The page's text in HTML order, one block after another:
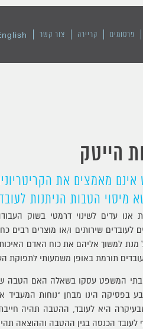
פרסומים קריירה צור קשר
הייטק
מאמצים את
מיסוי הטבות הניתנות
אנו עדים לשינוי דרמטי בשוק
לעובדים שירותים ו/או מוצרים
מנת למשוך אליהם את כוח האדם
תורמת באופן משמעותי לתפוקת
המשפט עסקו בשאלה האם הטבה
בפסיקה הינו מבחן "נוחות
היא לעובד, ההטבה תהיה
לעובד הכנסה בגין ההטבה וההוצאה